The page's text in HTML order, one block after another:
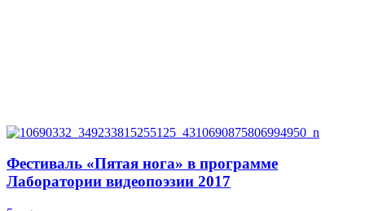
Фестиваль «Пятая нога» в программе
Лаборатории видеопоэзии 2017